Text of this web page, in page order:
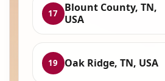
17
Blount County, TN,
USA
19 Oak Ridge, TN, USA